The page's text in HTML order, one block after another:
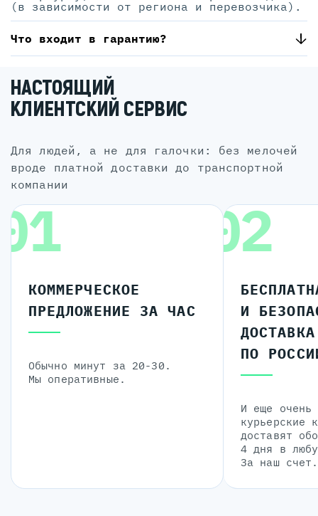
(в зависимости от региона и перевозчика).
Что входит в гарантию?
НАСТОЯЩИЙ
КЛИЕНТСКИЙ СЕРВИС
для людей, а не для галочки: без мелочей
вроде платной доставки до транспортной
компании
КОММЕРЧЕСКОЕ
ПРЕДЛОЖЕНИЕ ЗА ЧАС
Обычно минут за 20-30.
Мы оперативные.
02
И
ДОСТАВКА
ПО
И еще очень
курьерские
доставят
4 дня в
За наш счет.